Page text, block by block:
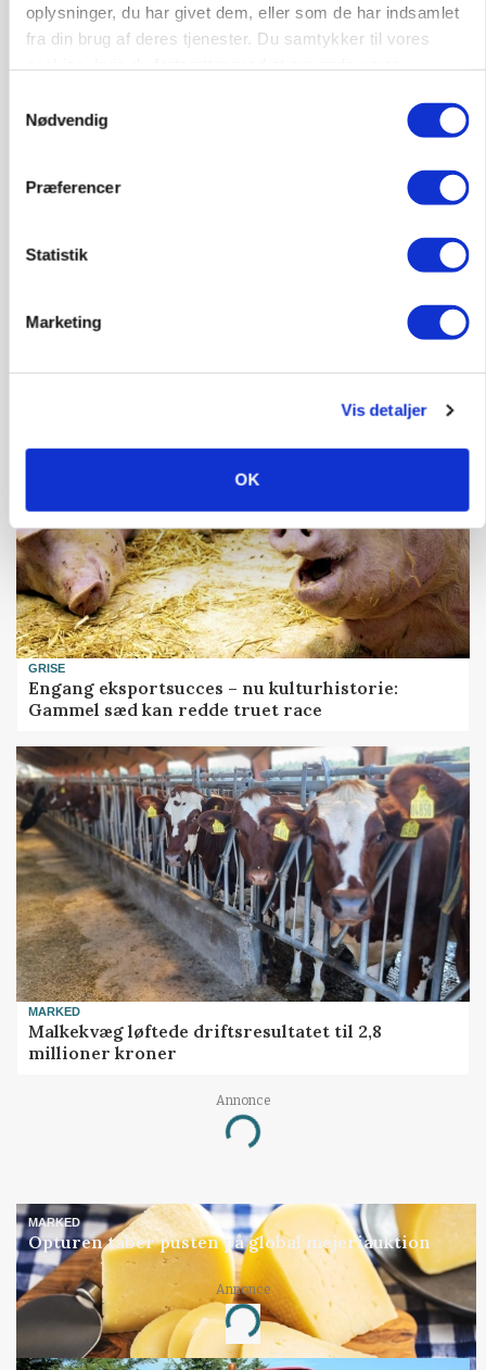
oplysninger, du har givet dem, eller som de har indsamlet
fra din brug af deres tjenester. Du samtykker til vores
Nødvendig
Præferencer
Statistik
Marketing
Vis detaljer
OK
Loading...
PLANTER
Danish Agro: Høsten tegner til god kvalitet og
GRISE
Engang eksportsucces – nu kulturhistorie:
Gammel sæd kan redde truet race
MARKED
Malkekvæg løftede driftsresultatet til 2,8
millioner kroner
Annonce
Loading...
MARKED
Opturen taber pusten på global mejeriauktion
Annonce
Loading...